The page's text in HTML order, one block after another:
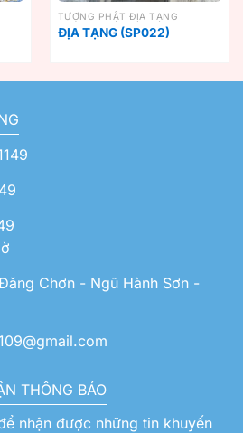
TƯỢNG PHẬT ĐỊA TẠNG
ĐỊA TẠNG (SP022)
Chơn - Ngũ Hành Sơn -
THÔNG BÁO
nhận được những tin khuyến